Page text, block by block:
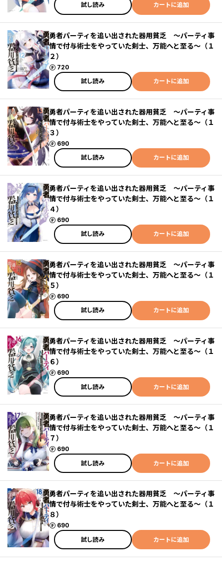
試し読み
カートに追加
勇者パーティを追い出された器用貧乏 ～パーティ事
情で付与術士をやっていた剣士、万能へと至る～（１
２）
720
ポイント
試し読み
カートに追加
勇者パーティを追い出された器用貧乏 ～パーティ事
情で付与術士をやっていた剣士、万能へと至る～（１
３）
690
ポイント
試し読み
カートに追加
勇者パーティを追い出された器用貧乏 ～パーティ事
情で付与術士をやっていた剣士、万能へと至る～（１
４）
690
ポイント
試し読み
カートに追加
勇者パーティを追い出された器用貧乏 ～パーティ事
情で付与術士をやっていた剣士、万能へと至る～（１
５）
690
ポイント
試し読み
カートに追加
勇者パーティを追い出された器用貧乏 ～パーティ事
情で付与術士をやっていた剣士、万能へと至る～（１
６）
690
ポイント
試し読み
カートに追加
勇者パーティを追い出された器用貧乏 ～パーティ事
情で付与術士をやっていた剣士、万能へと至る～（１
７）
690
ポイント
試し読み
カートに追加
勇者パーティを追い出された器用貧乏 ～パーティ事
情で付与術士をやっていた剣士、万能へと至る～（１
８）
690
ポイント
試し読み
カートに追加